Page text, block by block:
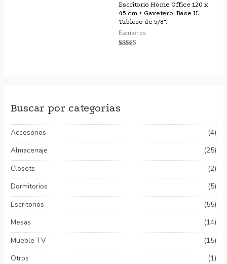
Buscar por categorias
Accesorios
(4)
Almacenaje
(25)
Closets
(2)
Dormitorios
(5)
Escritorios
(55)
Mesas
(14)
Mueble TV
(15)
Otros
(1)
Escritorio Home Office 120 x
45 cm + Gavetero. Base U.
Tablero de 5/8″.
Escritorios